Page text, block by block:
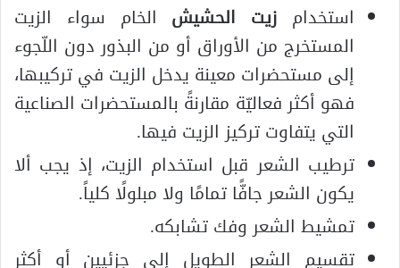
استخدام زيت الحشيش الخام سواء الزيت
المستخرج من الأوراق أو من البذور دون اللّجوء
إلى مستحضرات معينة يدخل الزيت في تركيبها،
فهو أكثر فعاليّة مقارنةً بالمستحضرات الصناعية
التي يتفاوت تركيز الزيت فيها.
ترطيب الشعر قبل استخدام الزيت، إذ يجب ألا
يكون الشعر جافًّا تمامًا ولا مبلولًا كلياً.
تمشيط الشعر وفك تشابكه.
تقسيم الشعر الطويل إلى جزئيين أو أكثر